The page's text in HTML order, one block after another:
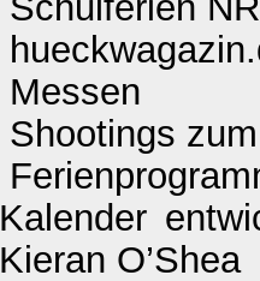
Messen
Shootings
Kalender
Kieran O’Shea